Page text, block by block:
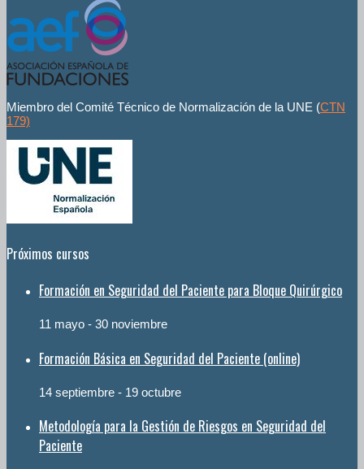
Miembro del Comité Técnico de Normalización de la UNE (CTN
179)
Próximos cursos
Formación en Seguridad del Paciente para Bloque Quirúrgico
11 mayo - 30 noviembre
Formación Básica en Seguridad del Paciente (online)
14 septiembre - 19 octubre
Metodología para la Gestión de Riesgos en Seguridad del
Paciente